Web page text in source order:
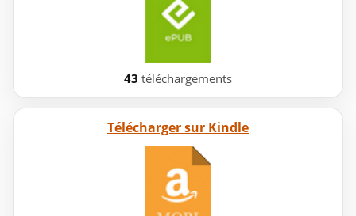
43 téléchargements
Télécharger sur Kindle